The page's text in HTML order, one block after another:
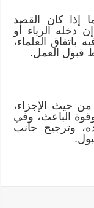
إذا كان القصد
دخله الرياء أو
باتفاق العلماء،
قبول العمل.
حيث الإجزاء،
الباعث، وفي
وترجيح جانب